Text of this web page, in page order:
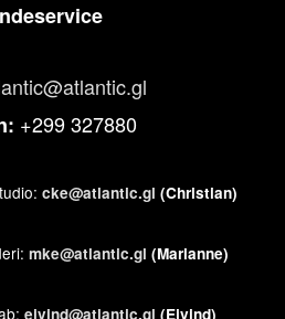
+299 327880
cke@atlantic.gl (Christian)
mke@atlantic.gl (Marianne)
ejvind@atlantic.gl (Ejvind)